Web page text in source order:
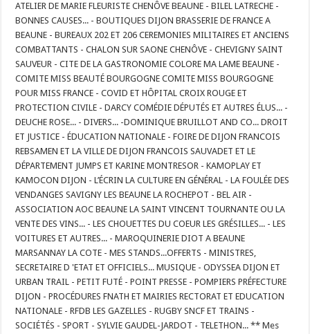
ATELIER DE MARIE FLEURISTE CHENÔVE BEAUNE - BILEL LATRECHE -
BONNES CAUSES... - BOUTIQUES DIJON BRASSERIE DE FRANCE A
BEAUNE - BUREAUX 202 ET 206 CEREMONIES MILITAIRES ET ANCIENS
COMBATTANTS - CHALON SUR SAONE CHENÔVE - CHEVIGNY SAINT
SAUVEUR - CITE DE LA GASTRONOMIE COLORE MA LAME BEAUNE -
COMITE MISS BEAUTÉ BOURGOGNE COMITE MISS BOURGOGNE
POUR MISS FRANCE - COVID ET HÔPITAL CROIX ROUGE ET
PROTECTION CIVILE - DARCY COMÉDIE DÉPUTÉS ET AUTRES ÉLUS... -
DEUCHE ROSE... - DIVERS... -DOMINIQUE BRUILLOT AND CO... DROIT
ET JUSTICE - ÉDUCATION NATIONALE - FOIRE DE DIJON FRANCOIS
REBSAMEN ET LA VILLE DE DIJON FRANCOIS SAUVADET ET LE
DÉPARTEMENT JUMPS ET KARINE MONTRESOR - KAMOPLAY ET
KAMOCON DIJON - L’ÉCRIN LA CULTURE EN GÉNÉRAL - LA FOULÉE DES
VENDANGES SAVIGNY LES BEAUNE LA ROCHEPOT - BEL AIR -
ASSOCIATION AOC BEAUNE LA SAINT VINCENT TOURNANTE OU LA
VENTE DES VINS... - LES CHOUETTES DU COEUR LES GRÉSILLES... - LES
VOITURES ET AUTRES... - MAROQUINERIE DIOT A BEAUNE
MARSANNAY LA COTE - MES STANDS...OFFERTS - MINISTRES,
SECRETAIRE D 'ETAT ET OFFICIELS... MUSIQUE - ODYSSEA DIJON ET
URBAN TRAIL - PETIT FUTÉ - POINT PRESSE - POMPIERS PRÉFECTURE
DIJON - PROCÉDURES FNATH ET MAIRIES RECTORAT ET EDUCATION
NATIONALE - RFDB LES GAZELLES - RUGBY SNCF ET TRAINS -
SOCIÉTÉS - SPORT - SYLVIE GAUDEL-JARDOT - TELETHON... ** Mes